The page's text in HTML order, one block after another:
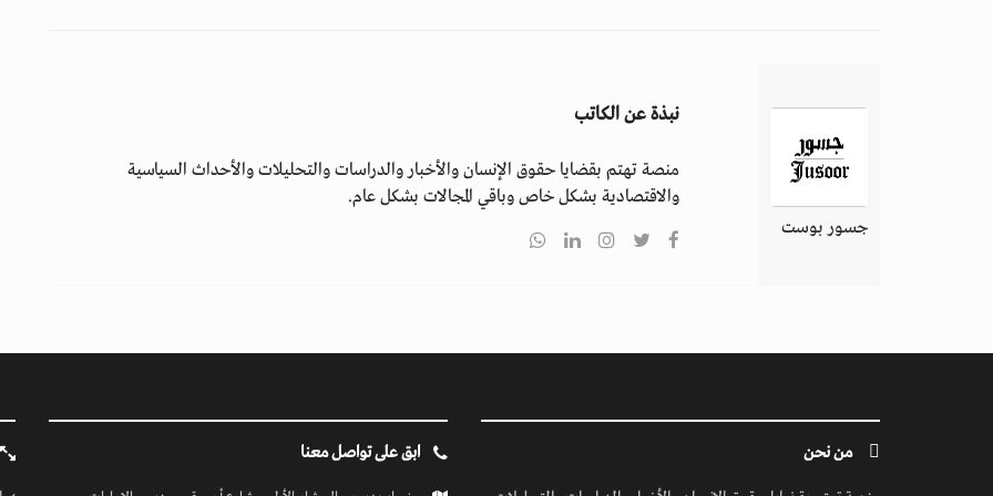
جسور بوست
نبذة عن الكاتب
منصة تهتم بقضايا حقوق الإنسان والأخبار والدراسات والتحليلات والأحداث السياسية
والاقتصادية بشكل خاص وباقي المجالات بشكل عام.
من نحن ابق على تواصل معنا